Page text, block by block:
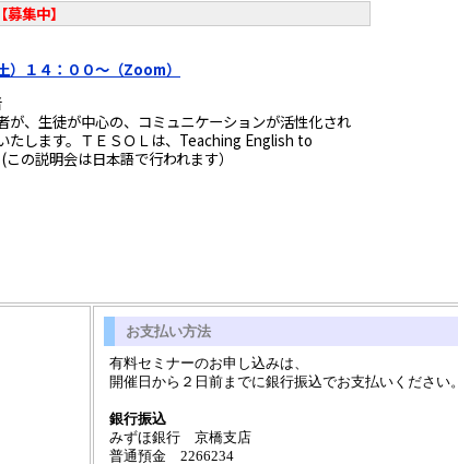
【募集中】
）１４：００～（Zoom）
が、生徒が中心の、コミュニケーションが活性化され
たします。ＴＥＳＯＬは、Teaching English to
の説明会は日本語で行われます）
お支払い方法
有料セミナーのお申し込みは、
開催日から２日前までに銀行振込でお支払いください。
銀行振込
みずほ銀行 京橋支店
普通預金 2266234